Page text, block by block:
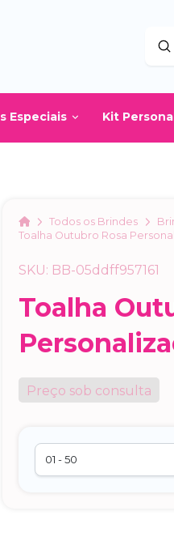
Especiais Kit
HomeTodos os Brindes
Toalha Outubro Rosa
SKU: BB-05ddff957161
Toalha
Preço sob consulta